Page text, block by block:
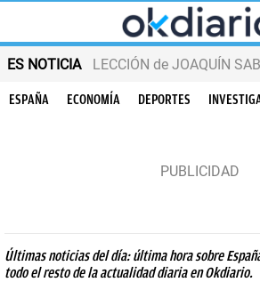
ES NOTICIA LECCIÓN de JOAQUÍN
ESPAÑA ECONOMÍA DEPORTES
Últimas noticias del día: última hora sobre
todo el resto de la actualidad diaria en Okdiario.